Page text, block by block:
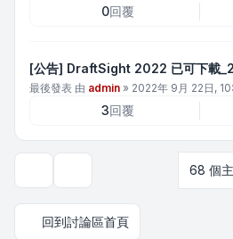
0回覆
[公告] DraftSight 2022 已可下載
最後發表 由 admin » 2022年 9月 22日,
3回覆
68 個
回到討論區首頁